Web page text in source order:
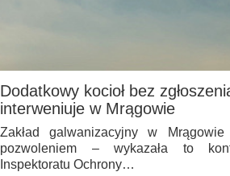
Dodatkowy kocioł bez
interweniuje w Mrągowie
Zakład galwanizacyjny w Mrągowie
pozwoleniem – wykazała to
Inspektoratu Ochrony…